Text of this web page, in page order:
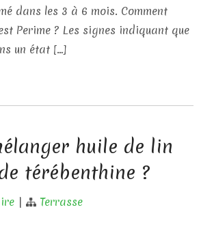
dans les 3 à 6 mois. Comment
Perime ? Les signes indiquant que
un état […]
huile de lin
térébenthine ?
| Terrasse